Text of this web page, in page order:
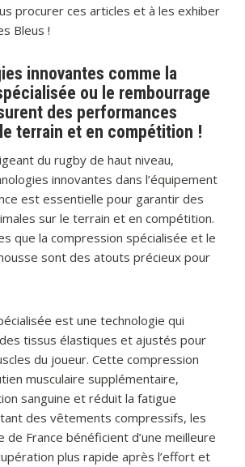
procurer ces articles et à les exhiber
Bleus !
innovantes comme la
ou le rembourrage
des performances
terrain et en compétition !
du rugby de haut niveau,
innovantes dans l’équipement
est essentielle pour garantir des
sur le terrain et en compétition.
que la compression spécialisée et le
sont des atouts précieux pour
est une technologie qui
tissus élastiques et ajustés pour
du joueur. Cette compression
musculaire supplémentaire,
sanguine et réduit la fatigue
des vêtements compressifs, les
de France bénéficient d’une meilleure
plus rapide après l’effort et